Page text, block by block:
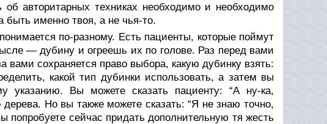
авторитарных техниках необходимо и необходимо
быть имен­но твоя, а не чья-то.
по-разному. Есть пациенты, которые поймут
— дуби­ну и огреешь их по голове. Раз перед вами
вами сохраняется право выбора, какую дубинку взять:
какой тип дубинки использовать, а затем вы
указанию. Вы можете сказать пациен­ту: “А ну-ка,
Но вы также можете сказать: “Я не знаю точно,
попробуете сейчас придать дополнительную тя­ жесть